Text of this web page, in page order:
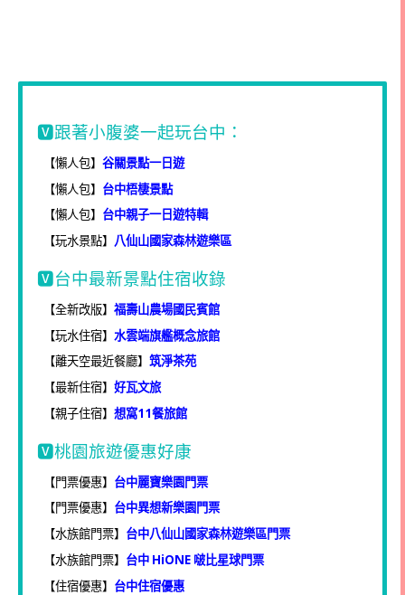
🆅跟著小腹婆一起玩台中：
【懶人包】 谷關景點一日遊
【懶人包】 台中梧棲景點
【懶人包】 台中親子一日遊特輯
【玩水景點】 八仙山國家森林遊樂區
🆅台中最新景點住宿收錄
【全新改版】 福壽山農場國民賓館
【玩水住宿】 水雲端旗艦概念旅館
【離天空最近餐廳】 筑淨茶苑
【最新住宿】 好瓦文旅
【親子住宿】 想窩11餐旅館
🆅桃園旅遊優惠好康
【門票優惠】 台中麗寶樂園門票
【門票優惠】 台中異想新樂園門票
【水族館門票】 台中八仙山國家森林遊樂區門票
【水族館門票】 台中 HiONE 啵比星球門票
【住宿優惠】 台中住宿優惠